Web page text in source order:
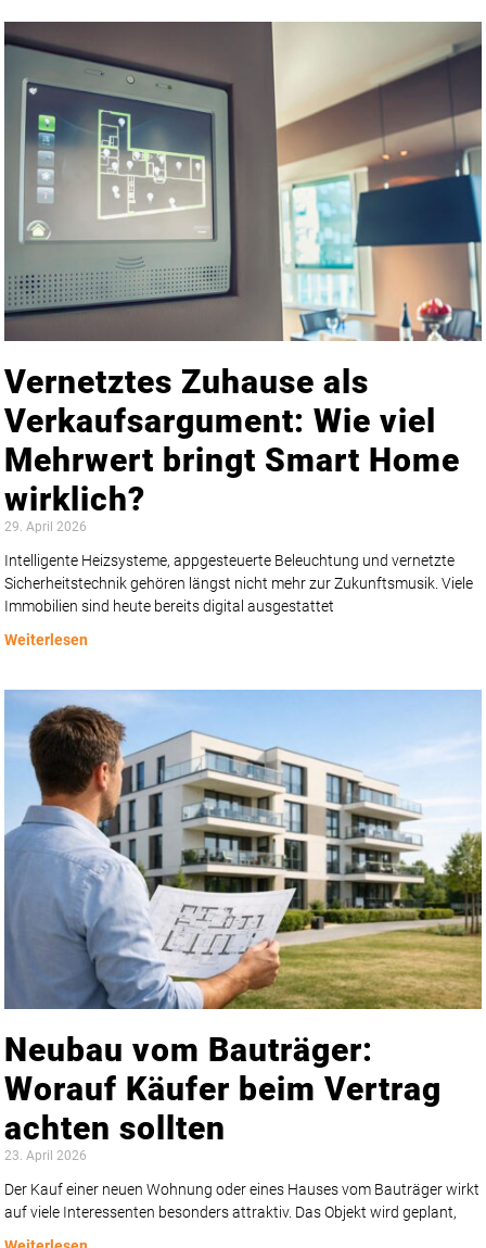
Vernetztes Zuhause als
Verkaufsargument: Wie viel
Mehrwert bringt Smart Home
wirklich?
29. April 2026
Intelligente Heizsysteme, appgesteuerte Beleuchtung und vernetzte
Sicherheitstechnik gehören längst nicht mehr zur Zukunftsmusik. Viele
Immobilien sind heute bereits digital ausgestattet
Weiterlesen
Neubau vom Bauträger:
Worauf Käufer beim Vertrag
achten sollten
23. April 2026
Der Kauf einer neuen Wohnung oder eines Hauses vom Bauträger wirkt
auf viele Interessenten besonders attraktiv. Das Objekt wird geplant,